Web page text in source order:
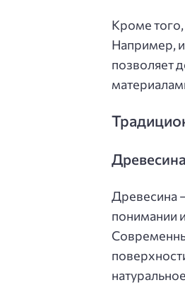
Кроме
Например,
позволяет
Древесина
понимании